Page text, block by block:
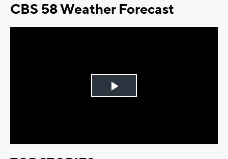
CBS 58 Weather Forecast
Play